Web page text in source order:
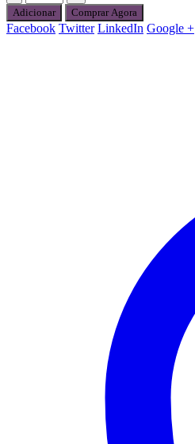
Adicionar
Comprar Agora
Facebook Twitter LinkedIn Google +